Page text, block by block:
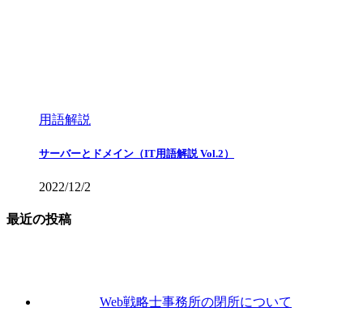
用語解説
サーバーとドメイン（IT用語解説 Vol.2）
2022/12/2
最近の投稿
Web戦略士事務所の閉所について